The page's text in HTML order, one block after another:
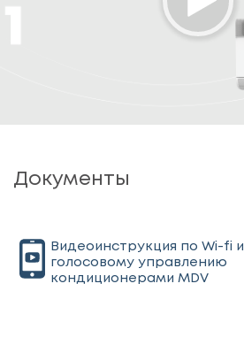
Документы
Видеоинструкция по Wi-fi и
голосовому управлению
кондиционерами MDV